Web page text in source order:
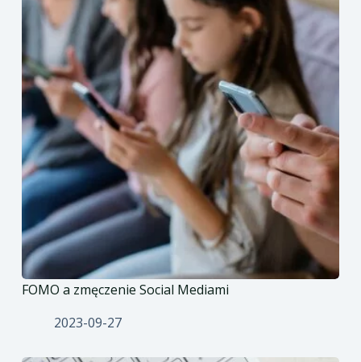
FOMO a zmęczenie Social Mediami
2023-09-27